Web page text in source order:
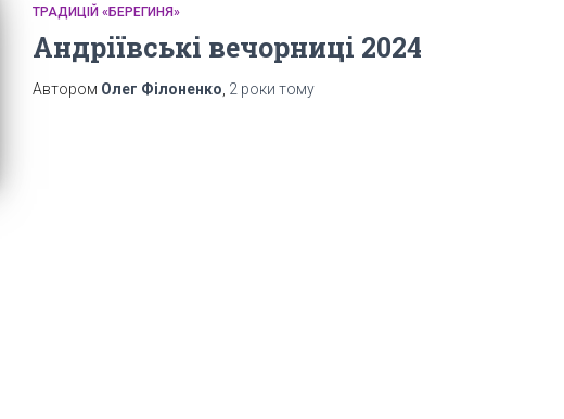
ТРАДИЦІЙ «БЕРЕГИНЯ»
Андріївські вечорниці 2024
Автором Олег Філоненко 2 роки тому